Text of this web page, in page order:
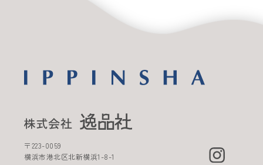
〒223-0059
横浜市港北区北新横浜1-8-1